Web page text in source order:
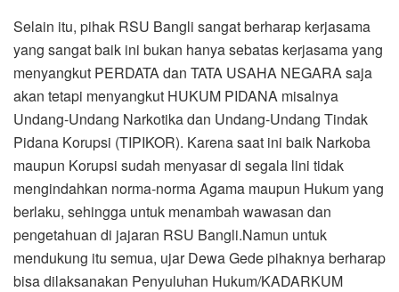
Selain itu, pihak RSU Bangli sangat berharap kerjasama
yang sangat baik ini bukan hanya sebatas kerjasama yang
menyangkut PERDATA dan TATA USAHA NEGARA saja
akan tetapi menyangkut HUKUM PIDANA misalnya
Undang-Undang Narkotika dan Undang-Undang Tindak
Pidana Korupsi (TIPIKOR). Karena saat ini baik Narkoba
maupun Korupsi sudah menyasar di segala lini tidak
mengindahkan norma-norma Agama maupun Hukum yang
berlaku, sehingga untuk menambah wawasan dan
pengetahuan di jajaran RSU Bangli.Namun untuk
mendukung itu semua, ujar Dewa Gede pihaknya berharap
bisa dilaksanakan Penyuluhan Hukum/KADARKUM